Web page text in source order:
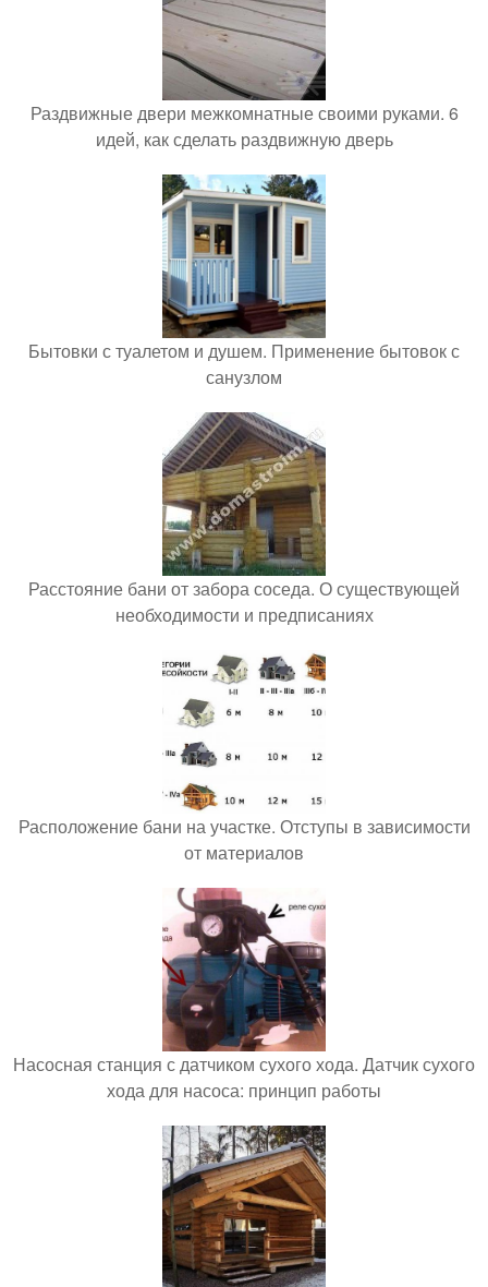
Раздвижные двери межкомнатные своими руками. 6
идей, как сделать раздвижную дверь
Бытовки с туалетом и душем. Применение бытовок с
санузлом
Расстояние бани от забора соседа. О существующей
необходимости и предписаниях
Расположение бани на участке. Отступы в зависимости
от материалов
Насосная станция с датчиком сухого хода. Датчик сухого
хода для насоса: принцип работы